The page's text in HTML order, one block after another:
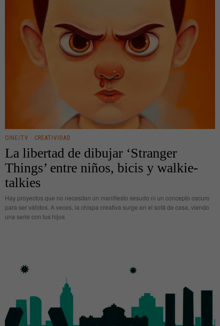
CINE/TV · CREATIVIDAD
La libertad de dibujar ‘Stranger
Things’ entre niños, bicis y walkie-
talkies
Hay proyectos que no necesitan un manifiesto sesudo ni un concepto oscuro
para ser válidos. A veces, la chispa creativa surge en el sofá de casa, viendo
una serie con tus hijos